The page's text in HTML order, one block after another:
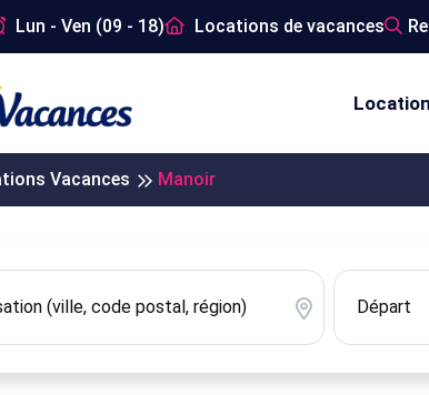
Lun - Ven (09 - 18) Locations de vacances
Vacances Manoir